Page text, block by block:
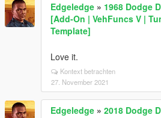
Edgeledge » 1968 Dodge
[Add-On | VehFuncs V |
Template]
Love it.
Kontext betrachten
27. November 2021
Edgeledge » 2018 Dodge